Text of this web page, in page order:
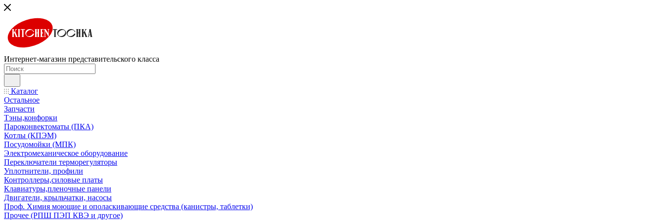
Интернет-магазин представительского класса
Каталог
Остальное
Запчасти
Тэны,конфорки
Пароконвектоматы (ПКА)
Котлы (КПЭМ)
Посудомойки (МПК)
Электромеханическое оборудование
Переключатели терморегуляторы
Уплотнители, профили
Контроллеры,силовые платы
Клавиатуры,пленочные панели
Двигатели, крыльчатки, насосы
Проф. Химия моющие и ополаскивающие средства (канистры, таблетки)
Прочее (РПШ ПЭП КВЭ и другое)